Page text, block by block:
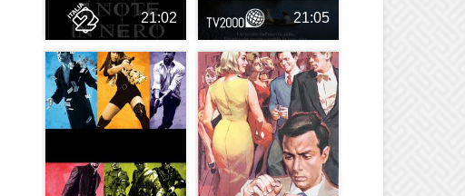
21:02 21:05